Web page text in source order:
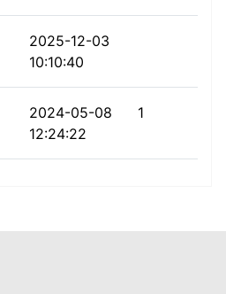
2025-12-03
10:10:40
2024-05-08
12:24:22
1